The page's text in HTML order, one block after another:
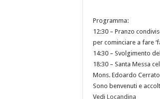
Programma:
12:30 – Pranzo
per cominciare a fare
14:30 – Svolgimento
18:30 – Santa Messa
Mons. Edoardo
Sono benvenuti e
Vedi Locandina